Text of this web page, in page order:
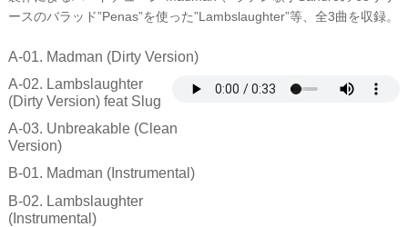
ースのバラッド”Penas”を使った”Lambslaughter”等、全3曲を収録。
A-01. Madman (Dirty Version)
A-02. Lambslaughter
(Dirty Version) feat Slug
A-03. Unbreakable (Clean
Version)
B-01. Madman (Instrumental)
B-02. Lambslaughter
(Instrumental)